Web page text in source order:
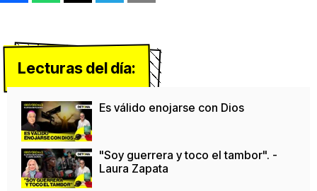
Lecturas del día:
Es válido enojarse con Dios
"Soy guerrera y toco el tambor". -
Laura Zapata